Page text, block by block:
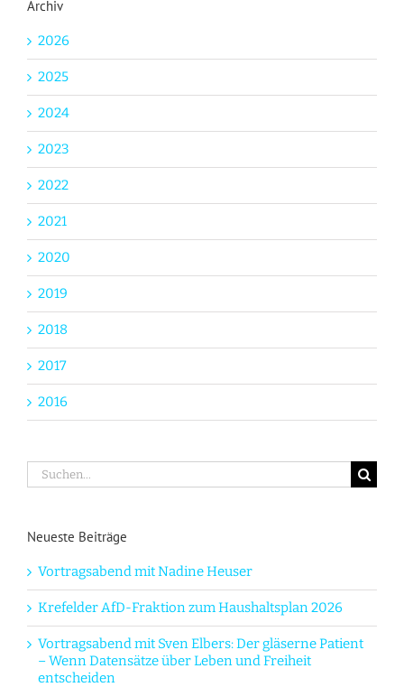
Archiv
2026
2025
2024
2023
2022
2021
2020
2019
2018
2017
2016
Suche
nach:
Neueste Beiträge
Vortragsabend mit Nadine Heuser
Krefelder AfD-Fraktion zum Haushaltsplan 2026
Vortragsabend mit Sven Elbers: Der gläserne Patient
– Wenn Datensätze über Leben und Freiheit
entscheiden